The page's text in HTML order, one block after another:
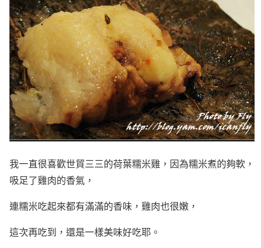
我一直很喜歡世貿三三的荷葉糯米雞，因為糯米煮的夠軟，
吸足了雞肉的香氣，
連糯米吃起來都有滿滿的香味，雞肉也很嫩，
這次再吃到，還是一樣美味好吃耶。